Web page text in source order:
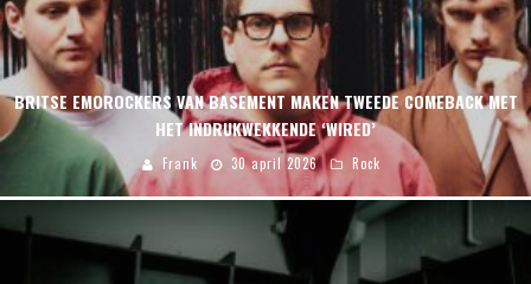
BRITSE EMOROCKERS VAN BASEMENT MAKEN TWEEDE COMEBACK MET
HET INDRUKWEKKENDE ‘WIRED’
Frank 30 april 2026 Rock